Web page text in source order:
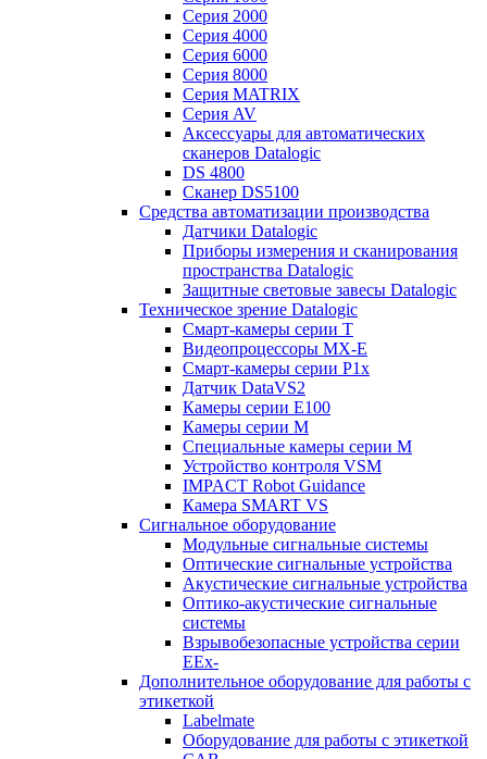
Серия 2000
Серия 4000
Серия 6000
Серия 8000
Серия MATRIX
Серия AV
Аксессуары для автоматических
сканеров Datalogic
DS 4800
Сканер DS5100
Средства автоматизации производства
Датчики Datalogic
Приборы измерения и сканирования
пространства Datalogic
Защитные световые завесы Datalogic
Техническое зрение Datalogic
Смарт-камеры серии T
Видеопроцессоры MX-E
Смарт-камеры серии P1x
Датчик DataVS2
Камеры серии E100
Камеры серии M
Специальные камеры серии M
Устройство контроля VSM
IMPACT Robot Guidance
Камера SMART VS
Cигнальное оборудование
Модульные сигнальные системы
Оптические сигнальные устройства
Акустические сигнальные устройства
Оптико-акустические сигнальные
системы
Взрывобезопасные устройства серии
EEx-
Дополнительное оборудование для работы с
этикеткой
Labelmate
Оборудование для работы с этикеткой